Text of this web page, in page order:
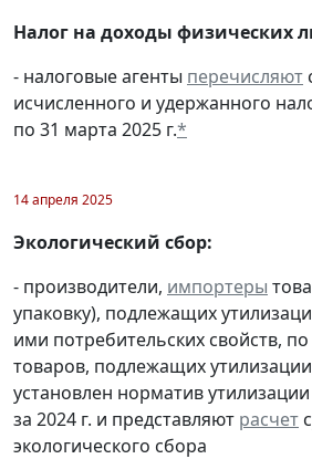
Налог на доходы физических
- налоговые агенты перечисляют
исчисленного и удержанного
по 31 марта 2025 г.*
14 апреля 2025
Экологический сбор:
- производители, импортеры
упаковку), подлежащих
ими потребительских свойств,
товаров, подлежащих
установлен норматив утилизации
за 2024 г. и представляют расчет
экологического сбора